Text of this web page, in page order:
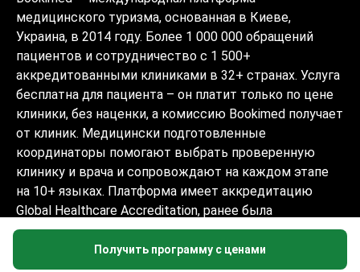
Получить программу с ценами
медицинского туризма, основанная в Киеве,
Украина, в 2014 году. Более 1 000 000 обращений
пациентов и сотрудничество с 1 500+
аккредитованными клиниками в 32+ странах. Услуга
бесплатна для пациента – он платит только по цене
клиники, без наценки, а комиссию Bookimed получает
от клиник. Медицински подготовленные
координаторы помогают выбрать проверенную
клинику и врача и сопровождают на каждом этапе
на 10+ языках. Платформа имеет аккредитацию
Global Healthcare Accreditation, ранее была
сертифицирована Temos (2024–2025). Рейтинг 4.6 на
Trustpilot и 4.4 на Google Reviews.